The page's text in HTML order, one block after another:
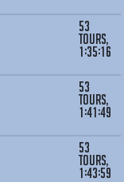
53
tours,
1:35:16
53
tours,
1:41:49
53
tours,
1:43:59